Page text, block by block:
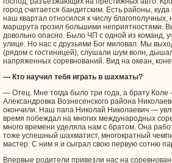
город считается бандитским. Есть районы,
наш квартал относился к числу благополучных,
маршрута грозил большими неприятностями.
довольно опасно. Было ЧП с одной из команд,
улице. Но нас с друзьями Бог миловал. Мы
(рядом с гостиницей), слушали шум волн,
напряженных соревнований. Вид на океан,
— Кто научил тебя играть в шахматы?
— Отец. Мне тогда было три года, а брату
Александровка Вознесенского района
окончили. Наш папа Николай Николаевич —
время побеждал на многих международных
много времени уделяла нам с братом. Она
тоже успешный шахматист, многократный
мастер. С ним я и сыграл свою первую сотню
Впервые родители привезли нас на